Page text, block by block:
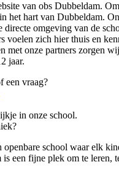
van obs Dubbeldam.
het hart van Dubbeldam.
directe omgeving van de
voelen zich hier thuis en
met onze partners zorgen
jaar.
een vraag?
in onze school.
openbare school waar elk
is een fijne plek om te leren,